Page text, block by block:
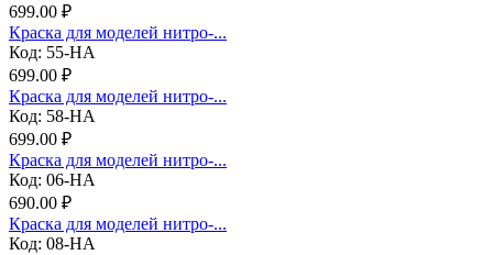
699.00 ₽
Краска для моделей нитро-...
Код: 55-НА
699.00 ₽
Краска для моделей нитро-...
Код: 58-НА
699.00 ₽
Краска для моделей нитро-...
Код: 06-НА
690.00 ₽
Краска для моделей нитро-...
Код: 08-НА